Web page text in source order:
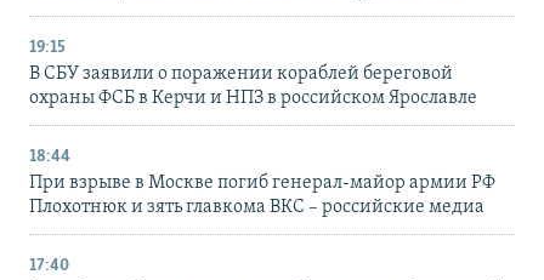
19:15
В СБУ заявили о поражении кораблей береговой
охраны ФСБ в Керчи и НПЗ в российском Ярославле
18:44
При взрыве в Москве погиб генерал-майор армии РФ
Плохотнюк и зять главкома ВКС – российские медиа
17:40